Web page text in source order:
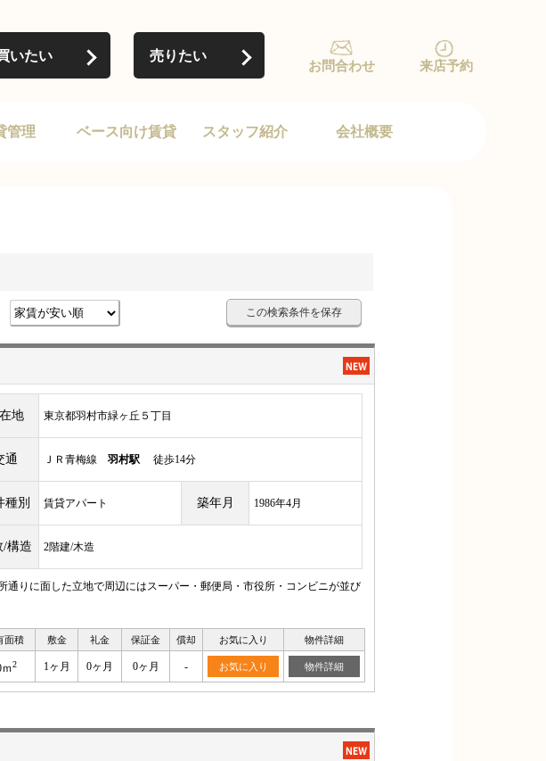
いたい 売りたい
お問合わせ 来店予約
管理 ベース向け賃貸 スタッフ紹介 会社概要
この検索条件を保存
地 東京都羽村市緑ヶ丘５丁目
通 ＪＲ青梅線 羽村駅 徒歩14分
種別 賃貸アパート 築年月 1986年4月
/構造 2階建/木造
りに面した立地で周辺にはスーパー・郵便局・市役所・コンビニが並び
面積 敷金 礼金 保証金 償却 お気に入り 物件詳細
ｍ2 1ヶ月 0ヶ月 0ヶ月 - お気に入り 物件詳細